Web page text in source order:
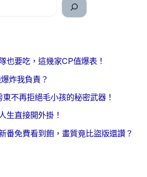
也要吃，這幾家CP值爆表！
炸我負責？
不再拒絕毛小孩的秘密武器！
生直接開外掛！
番免費看到飽，畫質竟比盜版還讚？